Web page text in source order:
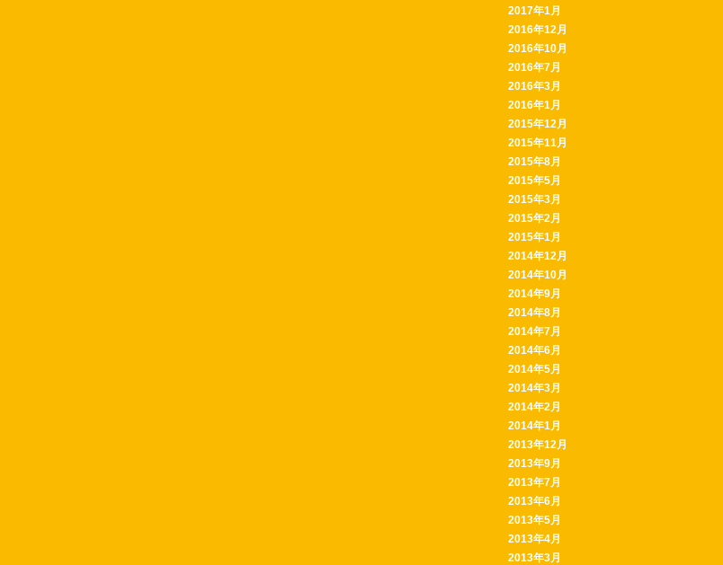
2017年1月
2016年12月
2016年10月
2016年7月
2016年3月
2016年1月
2015年12月
2015年11月
2015年8月
2015年5月
2015年3月
2015年2月
2015年1月
2014年12月
2014年10月
2014年9月
2014年8月
2014年7月
2014年6月
2014年5月
2014年3月
2014年2月
2014年1月
2013年12月
2013年9月
2013年7月
2013年6月
2013年5月
2013年4月
2013年3月